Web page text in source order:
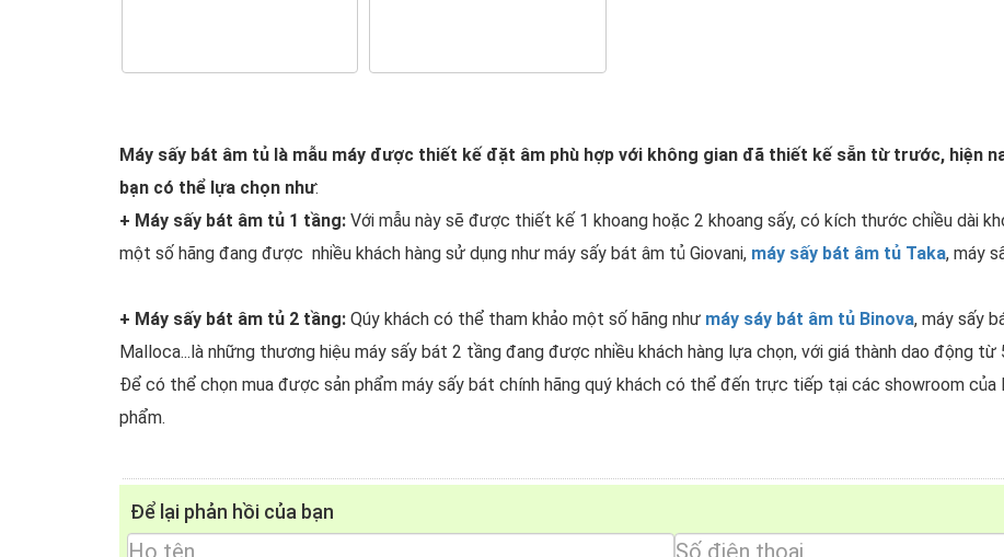
Công dụng vượt trội của dòng máy sấy bát âm tủ
4. Lưu ý khi sử dụng
Máy sấy bát âm tủ là mẫu máy được thiết kế đặt âm phù hợp với không gian đã thiết kế sẵn từ trước, hiện
bạn có thể lựa chọn như:
+ Máy sấy bát âm tủ 1 tầng: Với mẫu này sẽ được thiết kế 1 khoang hoặc 2 khoang sấy, có kích thước chiều dài
một số hãng đang được nhiều khách hàng sử dụng như máy sấy bát âm tủ Giovani, máy sấy bát âm tủ Taka, máy
+ Máy sấy bát âm tủ 2 tầng: Qúy khách có thể tham khảo một số hãng như máy sáy bát âm tủ Binova, máy sấy
Malloca...là những thương hiệu máy sấy bát 2 tầng đang được nhiều khách hàng lựa chọn, với giá thành dao động từ
Để có thể chọn mua được sản phẩm máy sấy bát chính hãng quý khách có thể đến trực tiếp tại các showroom của
phẩm.
Để lại phản hồi của bạn